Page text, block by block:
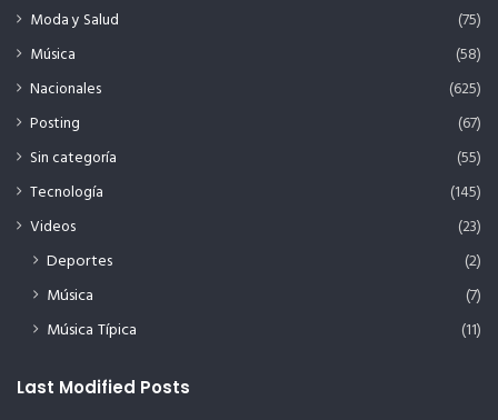
Moda y Salud
(75)
Música
(58)
Nacionales
(625)
Posting
(67)
Sin categoría
(55)
Tecnología
(145)
Videos
(23)
Deportes
(2)
Música
(7)
Música Típica
(11)
Last Modified Posts